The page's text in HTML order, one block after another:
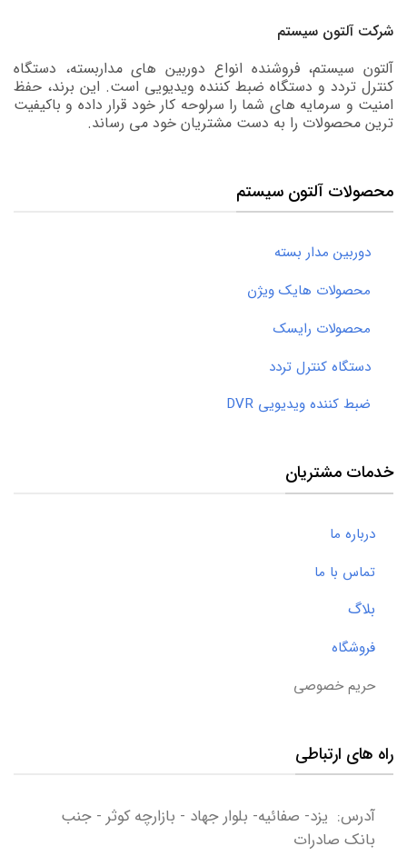
شرکت آلتون سیستم
آلتون سیستم، فروشنده انواع دوربین های مداربسته، دستگاه
کنترل تردد و دستگاه ضبط کننده ویدیویی است. این برند، حفظ
امنیت و سرمایه های شما را سرلوحه کار خود قرار داده و باکیفیت
ترین محصولات را به دست مشتریان خود می رساند.
محصولات آلتون سیستم
دوربین مدار بسته
محصولات هایک ویژن
محصولات رایسک
دستگاه کنترل تردد
ضبط کننده ویدیویی DVR
خدمات مشتریان
درباره ما
تماس با ما
بلاگ
فروشگاه
حریم خصوصی
راه های ارتباطی
آدرس: یزد- صفائیه- بلوار جهاد - بازارچه کوثر - جنب
بانک صادرات